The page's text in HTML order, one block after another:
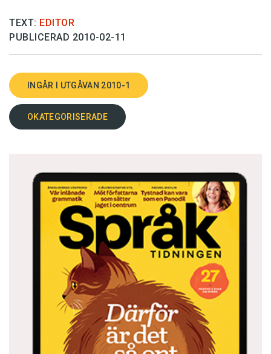
TEXT: EDITOR
PUBLICERAD 2010-02-11
INGÅR I UTGÅVAN 2010-1
OKATEGORISERADE